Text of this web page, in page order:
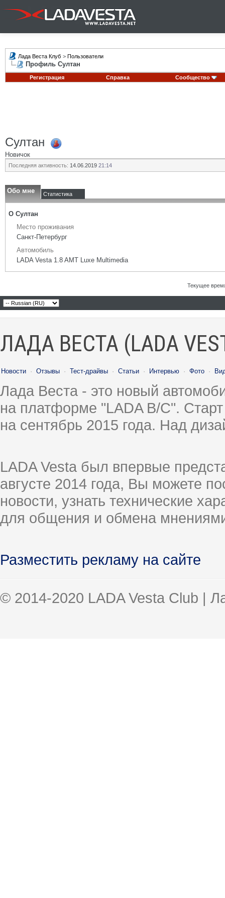
Лада Веста Клуб > Пользователи
Профиль Султан
Регистрация Справка Сообщество
Султан
Новичок
Последняя активность: 14.06.2019 21:14
Обо мне Статистика
О Султан
Место проживания
Санкт-Петербург
Автомобиль
LADA Vesta 1.8 AMT Luxe Multimedia
Текущее
ЛАДА ВЕСТА (LADA
Новости · Отзывы · Тест-драйвы · Статьи · Интервью · Фото ·
Лада Веста - это новый
на платформе "LADA B/C".
на сентябрь 2015 года. Над
LADA Vesta был впервые
августе 2014 года, Вы можете
новости, узнать технические
для общения и обмена
Разместить рекламу на сайте
© 2014-2020 LADA Vesta Club |